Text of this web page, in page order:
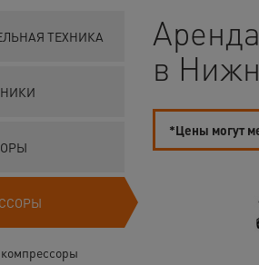
ТЕХНИКА
в
*Цены могут